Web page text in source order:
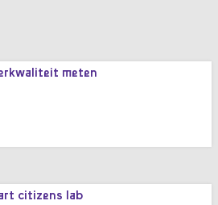
meten
citizens lab